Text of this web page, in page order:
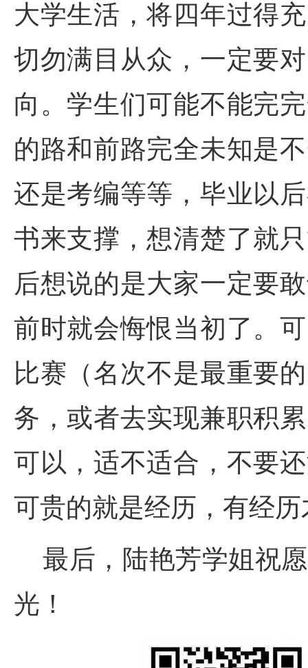
大学生活，将四年过得
切勿满目从众，一定要
向。学生们可能不能完
的路和前路完全未知是
还是考编等等，毕业以
书来支撑，想清楚了就
后想说的是大家一定要
前时就会悔恨当初了。
比赛（名次不是最重要
务，或者去实现兼职积
可以，适不适合，不要
可贵的就是经历，有经
最后，陆艳芳学姐祝
光！